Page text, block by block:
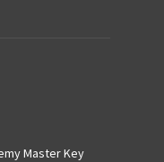
Master Key